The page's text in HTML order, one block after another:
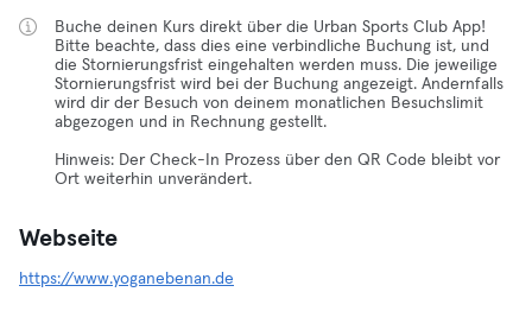
Buche deinen Kurs direkt über die Urban Sports Club App!
Bitte beachte, dass dies eine verbindliche Buchung ist, und
die Stornierungsfrist eingehalten werden muss. Die jeweilige
Stornierungsfrist wird bei der Buchung angezeigt. Andernfalls
wird dir der Besuch von deinem monatlichen Besuchslimit
abgezogen und in Rechnung gestellt.
Hinweis: Der Check-In Prozess über den QR Code bleibt vor
Ort weiterhin unverändert.
Webseite
https://www.yoganebenan.de